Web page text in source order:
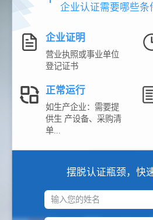
企业认证需要哪些条
企业证明
营业执照或事业单位
登记证书
正常运行
如生产企业：需要提
供生 产设备、采购清
单...
摆脱认证瓶颈，快
输入您的姓名